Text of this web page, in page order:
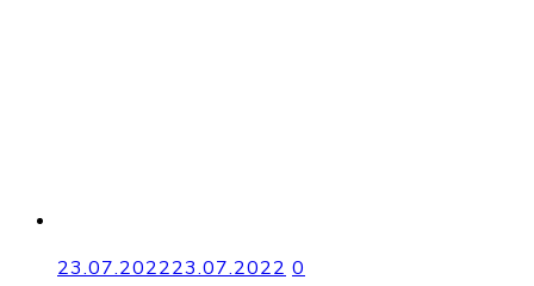
23.07.202223.07.2022 0